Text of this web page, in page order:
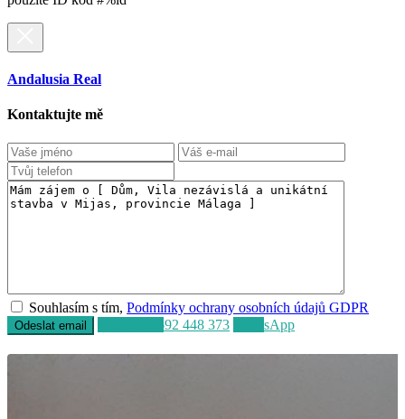
Andalusia Real
Kontaktujte mě
Souhlasím s tím,Podmínky ochrany osobních údajů GDPR
+34 692 448 373 WhatsApp